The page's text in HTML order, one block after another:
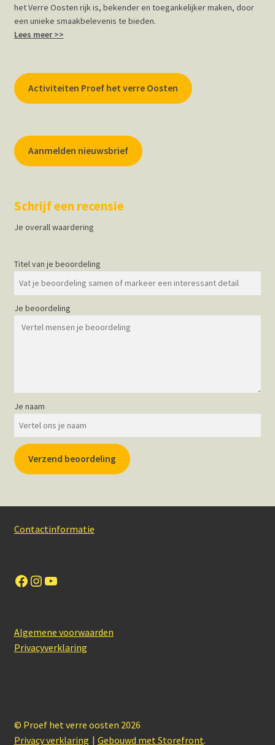
het Verre Oosten rijk is, bekender en toegankelijker maken, door
een unieke smaakbelevenis te bieden.
Lees meer >>
Activiteiten Proef het verre Oosten
Aanmelden nieuwsbrief
Schrijf een recensie
Je overall waardering
Titel van je beoordeling
Je beoordeling
Je naam
Verzend beoordeling
Contactinformatie
Facebook
Instagram
YouTube
Algemene voorwaarden
Privacyverklaring
© Proef het verre oosten 2026
Privacy verklaring
Gebouwd met Storefront.